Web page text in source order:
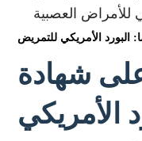
البورد الأمريكي للتمريض
شهادة